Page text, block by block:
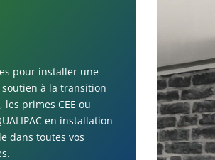
pour installer une
à la transition
primes CEE ou
en installation
dans toutes vos